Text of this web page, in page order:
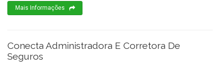
Mais Informações
Conecta Administradora E Corretora De
Seguros